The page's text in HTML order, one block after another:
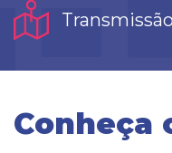
Conheça